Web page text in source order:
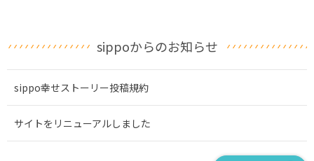
sippoからのお知らせ
sippo幸せストーリー投稿規約
サイトをリニューアルしました